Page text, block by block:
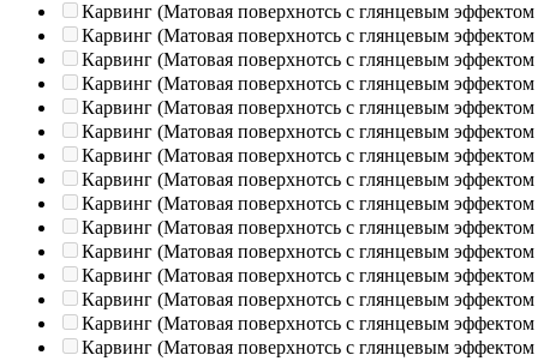
Карвинг (Матовая поверхнотсь с глянцевым эффектом
Карвинг (Матовая поверхнотсь с глянцевым эффектом
Карвинг (Матовая поверхнотсь с глянцевым эффектом
Карвинг (Матовая поверхнотсь с глянцевым эффектом
Карвинг (Матовая поверхнотсь с глянцевым эффектом
Карвинг (Матовая поверхнотсь с глянцевым эффектом
Карвинг (Матовая поверхнотсь с глянцевым эффектом
Карвинг (Матовая поверхнотсь с глянцевым эффектом
Карвинг (Матовая поверхнотсь с глянцевым эффектом
Карвинг (Матовая поверхнотсь с глянцевым эффектом
Карвинг (Матовая поверхнотсь с глянцевым эффектом
Карвинг (Матовая поверхнотсь с глянцевым эффектом
Карвинг (Матовая поверхнотсь с глянцевым эффектом
Карвинг (Матовая поверхнотсь с глянцевым эффектом
Карвинг (Матовая поверхнотсь с глянцевым эффектом